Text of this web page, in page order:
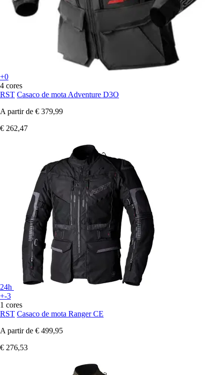
+0
4 cores
RST Casaco de mota Adventure D3O
A partir de € 379,99
€ 262,47
24h
+-3
1 cores
RST Casaco de mota Ranger CE
A partir de € 499,95
€ 276,53